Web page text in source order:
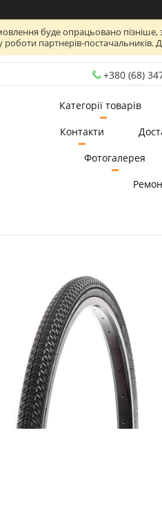
буде опрацьовано пізніше,
партнерів-постачальників.
+380 (68)
Категорії товарів
Контакти
Фотогалерея